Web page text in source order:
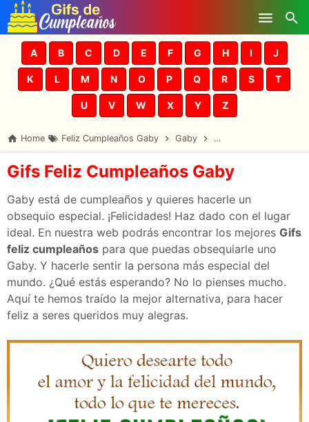
Skip to main content
A B C D E F G H I J
K L M N O P Q R S T
U V W X Y Z
Home Feliz Cumpleaños Gaby Gaby Gifs Cumpleaños Gaby
Gifs Feliz Cumpleaños Gaby
Gaby está de cumpleaños y quieres hacerle un
obsequio especial. ¡Felicidades! Haz dado con el lugar
ideal. En nuestra web podrás encontrar los mejores Gifs
feliz cumpleaños para que puedas obsequiarle uno
Gaby. Y hacerle sentir la persona más especial del
mundo. ¿Qué estás esperando? No lo pienses mucho.
Aquí te hemos traído la mejor alternativa, para hacer
feliz a seres queridos muy alegras.